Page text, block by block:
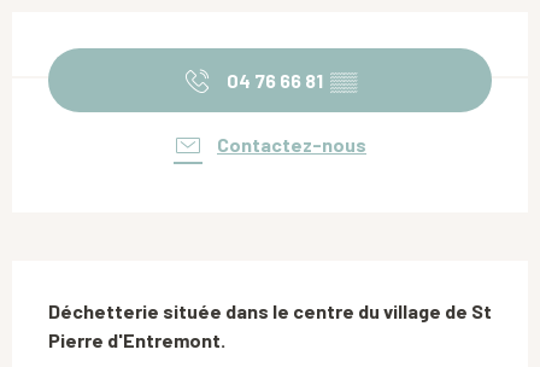
04 76 66 81 ▒▒
Contactez-nous
Déchetterie située dans le centre du village de St
Pierre d'Entremont.